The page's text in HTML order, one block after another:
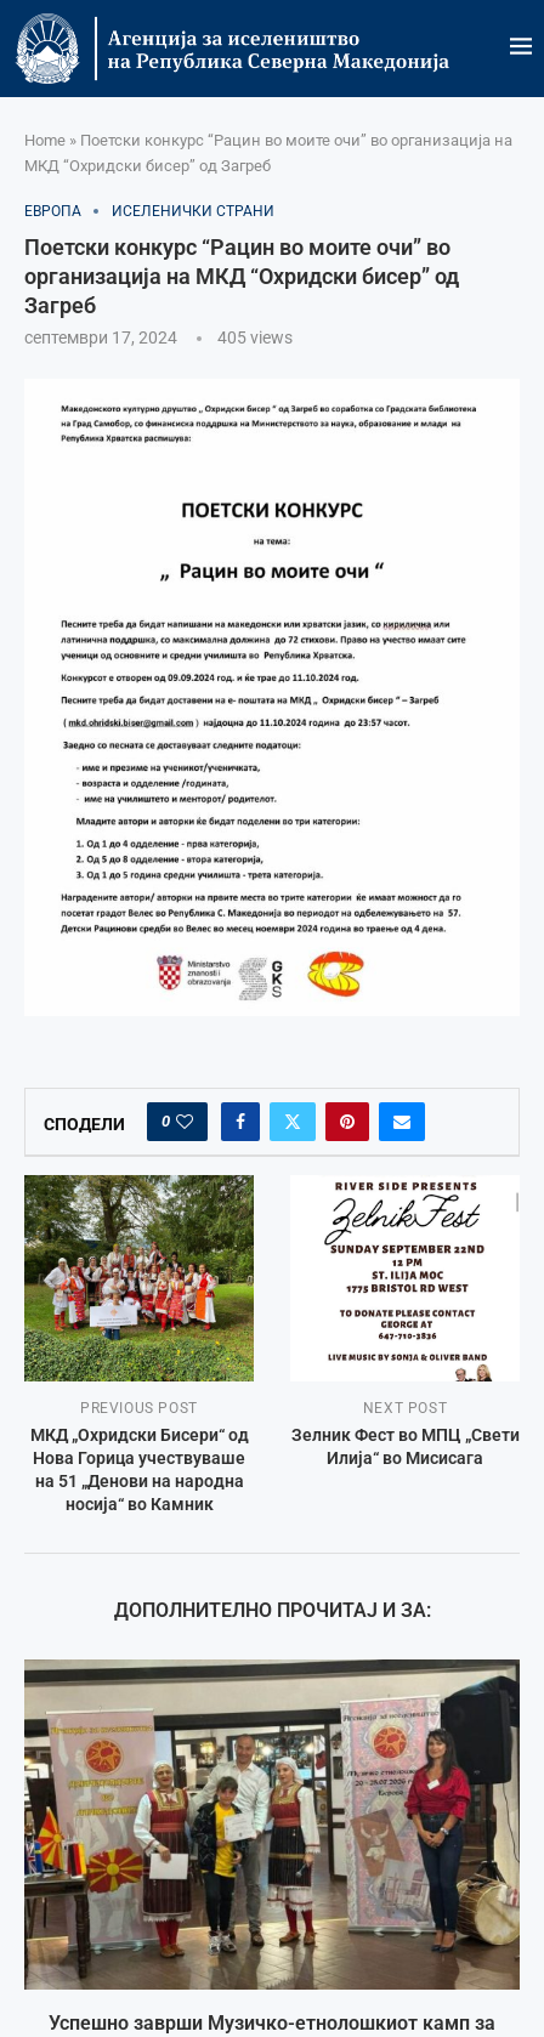
Home » Поетски конкурс “Рацин во моите очи” во организација на
МКД “Охридски бисер” од Загреб
ЕВРОПА ИСЕЛЕНИЧКИ СТРАНИ
Поетски конкурс “Рацин во моите очи” во
организација на МКД “Охридски бисер” од
Загреб
септември 17, 2024 405views
СПОДЕЛИ 0
PREVIOUS POST
МКД „Охридски Бисери“ од
Нова Горица учествуваше
на 51 „Денови на народна
носија“ во Камник
NEXT POST
Зелник Фест во МПЦ „Свети
Илија“ во Мисисага
ДОПОЛНИТЕЛНО ПРОЧИТАЈ И ЗА:
Успешно заврши Музичко-етнолошкиот камп за